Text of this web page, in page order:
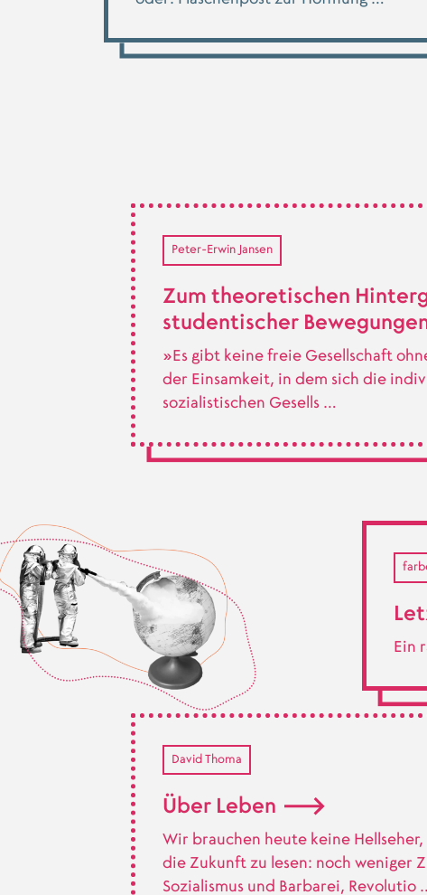
Peter-Erwin Jansen
Zum theoretischen
studentischer
»Es gibt keine freie Gesellschaft
der Einsamkeit, in dem sich die
sozialistischen Gesells …
Ein
David Thoma
Über Leben
Wir brauchen heute keine
die Zukunft zu lesen: noch weniger
Sozialismus und Barbarei, Revolutio